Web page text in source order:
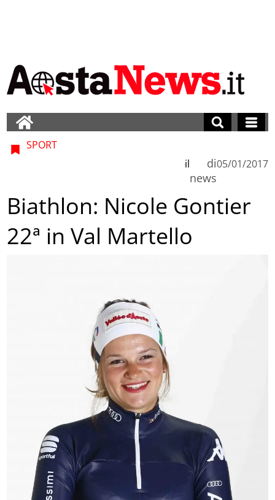
SPORT
di
news
il 05/01/2017
Biathlon: Nicole Gontier
22ª in Val Martello